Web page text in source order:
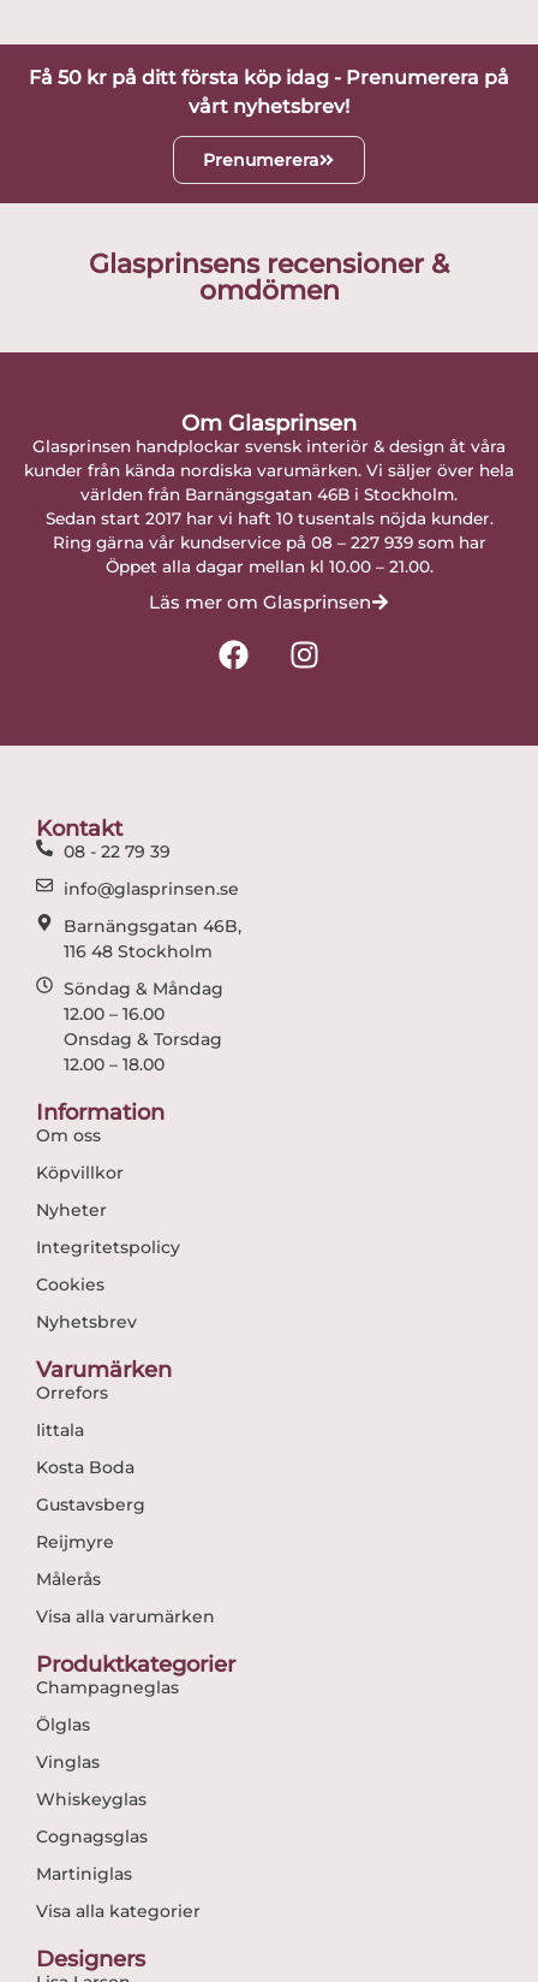
Få 50 kr på ditt första köp idag - Prenumerera på
vårt nyhetsbrev!
Prenumerera
Glasprinsens recensioner &
omdömen
Om Glasprinsen
Glasprinsen handplockar svensk interiör & design åt våra
kunder från kända nordiska varumärken. Vi säljer över hela
världen från Barnängsgatan 46B i Stockholm.
Sedan start 2017 har vi haft 10 tusentals nöjda kunder.
Ring gärna vår kundservice på 08 – 227 939 som har
Öppet alla dagar mellan kl 10.00 – 21.00.
Läs mer om Glasprinsen
F
a
I
n
Kontakt
08 - 22 79 39
info@glasprinsen.se
Barnängsgatan 46B,
116 48 Stockholm
Söndag & Måndag
12.00 – 16.00
Onsdag & Torsdag
12.00 – 18.00
Information
Om oss
Köpvillkor
Nyheter
Integritetspolicy
Cookies
Nyhetsbrev
Varumärken
Orrefors
Iittala
Kosta Boda
Gustavsberg
Reijmyre
Målerås
Visa alla varumärken
Produktkategorier
Champagneglas
Ölglas
Vinglas
Whiskeyglas
Cognagsglas
Martiniglas
Visa alla kategorier
Designers